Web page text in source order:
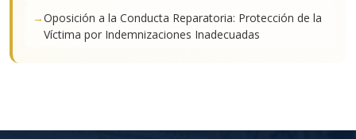
Oposición a la Conducta Reparatoria: Protección de la
Víctima por Indemnizaciones Inadecuadas